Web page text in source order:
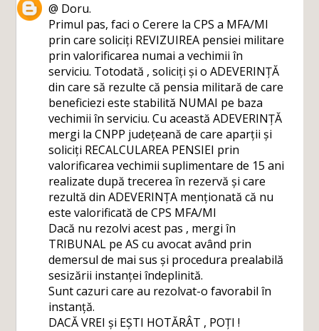
@ Doru.
Primul pas, faci o Cerere la CPS a MFA/MI
prin care soliciți REVIZUIREA pensiei militare
prin valorificarea numai a vechimii în
serviciu. Totodată , soliciți și o ADEVERINȚĂ
din care să rezulte că pensia militară de care
beneficiezi este stabilită NUMAI pe baza
vechimii în serviciu. Cu această ADEVERINȚĂ
mergi la CNPP județeană de care aparții și
soliciți RECALCULAREA PENSIEI prin
valorificarea vechimii suplimentare de 15 ani
realizate după trecerea în rezervă și care
rezultă din ADEVERINȚA menționată că nu
este valorificată de CPS MFA/MI
Dacă nu rezolvi acest pas , mergi în
TRIBUNAL pe AS cu avocat având prin
demersul de mai sus și procedura prealabilă
sesizării instanței îndeplinită.
Sunt cazuri care au rezolvat-o favorabil în
instanță.
DACĂ VREI și EȘTI HOTĂRÂT , POȚI !